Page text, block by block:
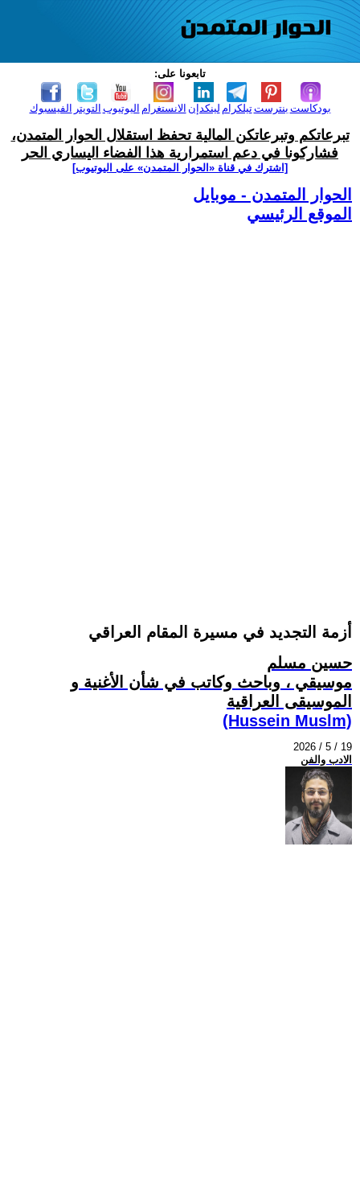
تابعونا على:
الفيسبوك التويتر اليوتيوب الانستغرام لينكدإن تيلكرامبنترست بودكاست
تبرعاتكم وتبرعاتكن المالية تحفظ استقلال الحوار المتمدن،
فشاركونا في دعم استمرارية هذا الفضاء اليساري الحر
[اشترك في قناة ‫«الحوار المتمدن» على اليوتيوب]
الحوار المتمدن - موبايل
الموقع الرئيسي
أزمة التجديد في مسيرة المقام العراقي
حسين مسلم
موسيقي ، وباحث وكاتب في شأن الأغنية و
الموسيقى العراقية
(Hussein Muslm)
2026 / 5 / 19
الادب والفن